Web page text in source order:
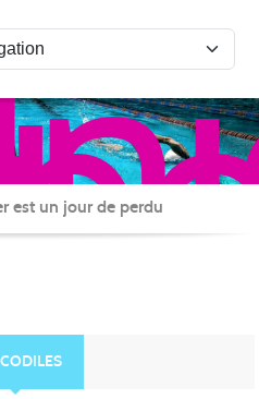
est un jour de perdu